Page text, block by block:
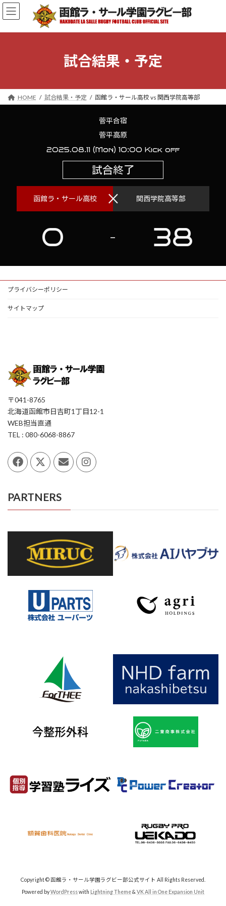
コ
ン
ン
ナ
ビ
ー
試合結果・予定
HOME 試合結果・予定 函館ラ・サール高校 vs 関西学院高等部
菅平合宿
菅平高原
2025.08.11 (Mon) 10:00 Kick off
試合終了
函館ラ・サール高校 × 関西学院高等部
0 - 38
プライバシーポリシー
サイトマップ
〒041-8765
北海道函館市日吉町1丁目12-1
WEB担当直通
TEL : 080-6068-8867
PARTNERS
Copyright © 函館ラ・サール学園ラグビー部公式サイト All Rights Reserved.
Powered byWordPresswith Lightning Theme& VK All in One Expansion Unit